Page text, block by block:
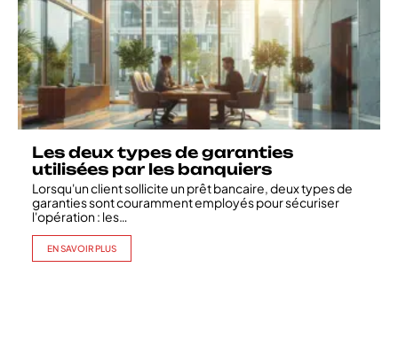
Les deux types de garanties
utilisées par les banquiers
Lorsqu'un client sollicite un prêt bancaire, deux types de
garanties sont couramment employés pour sécuriser
l'opération : les
EN SAVOIR PLUS